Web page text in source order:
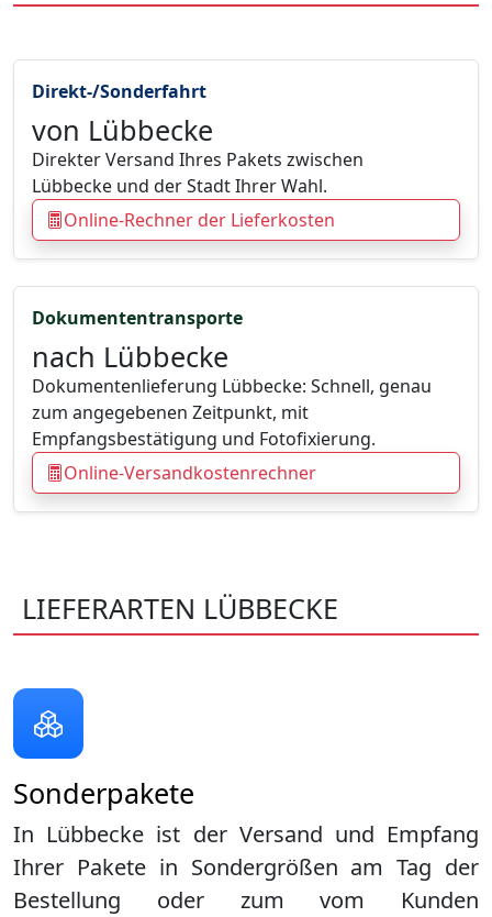
Direkt-/Sonderfahrt
von Lübbecke
Direkter Versand Ihres Pakets zwischen
Lübbecke und der Stadt Ihrer Wahl.
Online-Rechner der Lieferkosten
Dokumententransporte
nach Lübbecke
Dokumentenlieferung Lübbecke: Schnell, genau
zum angegebenen Zeitpunkt, mit
Empfangsbestätigung und Fotofixierung.
Online-Versandkostenrechner
LIEFERARTEN LÜBBECKE
Sonderpakete
In Lübbecke ist der Versand und Empfang
Ihrer Pakete in Sondergrößen am Tag der
Bestellung oder zum vom Kunden